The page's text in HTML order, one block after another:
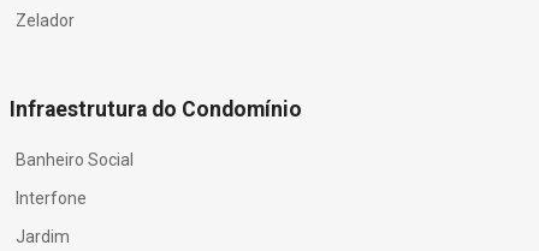
Zelador
Infraestrutura do Condomínio
Banheiro Social
Interfone
Jardim